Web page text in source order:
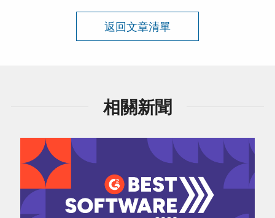
返回文章清單
相關新聞